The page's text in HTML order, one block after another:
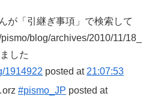
が「引継ぎ事項」で検索して
blog/archives/2010/11/18_
した
1914922 posted at21:07:53
#pismo_JP posted at